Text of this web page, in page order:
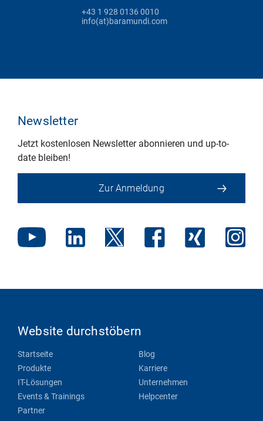
+43 1 928 0136 0010
info(at)baramundi.com
Newsletter
Jetzt kostenlosen Newsletter abonnieren und up-to-
date bleiben!
Zur Anmeldung
Website durchstöbern
Startseite
Produkte
IT-Lösungen
Events & Trainings
Partner
Blog
Karriere
Unternehmen
Helpcenter